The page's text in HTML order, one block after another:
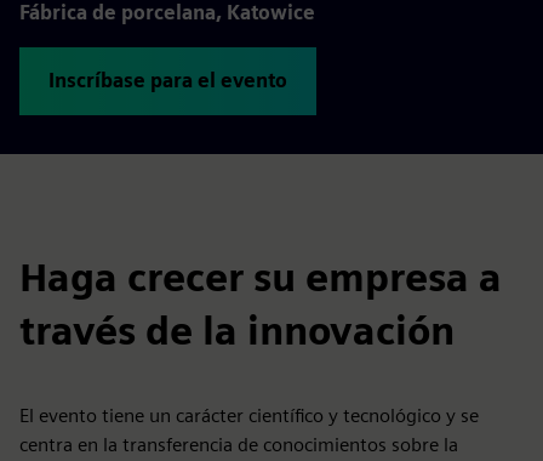
Fábrica de porcelana, Katowice
Inscríbase para el evento
Haga crecer su empresa a
través de la innovación
El evento tiene un carácter científico y tecnológico y se
centra en la transferencia de conocimientos sobre la